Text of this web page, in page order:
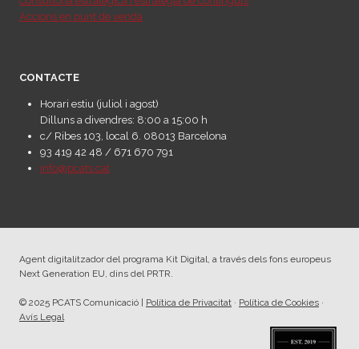
Accions en punt de venda
CONTACTE
Horari estiu (juliol i agost)
Dilluns a divendres: 8:00 a 15:00 h
c/ Ribes 103, local 6. 08013 Barcelona
93 419 42 48 / 671 670 791
info@pcats.cat
Agent digitalitzador del programa Kit Digital, a través dels fons europeus
Next Generation EU, dins del PRTR.
© 2025 PCATS Comunicació | Política de Privacitat · Política de Cookies ·
Avís Legal